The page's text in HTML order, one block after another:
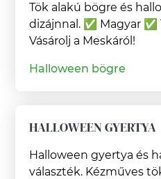
Tök alakú bögre és
dizájnnal. ✅ Magyar ✅
Vásárolj a Meskáról!
Halloween bögre
HALLOWEEN GYERTYA
Halloween gyertya és
választék. Kézműves